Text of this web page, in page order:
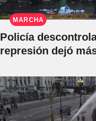
MARCHA
Policía
represión dejó